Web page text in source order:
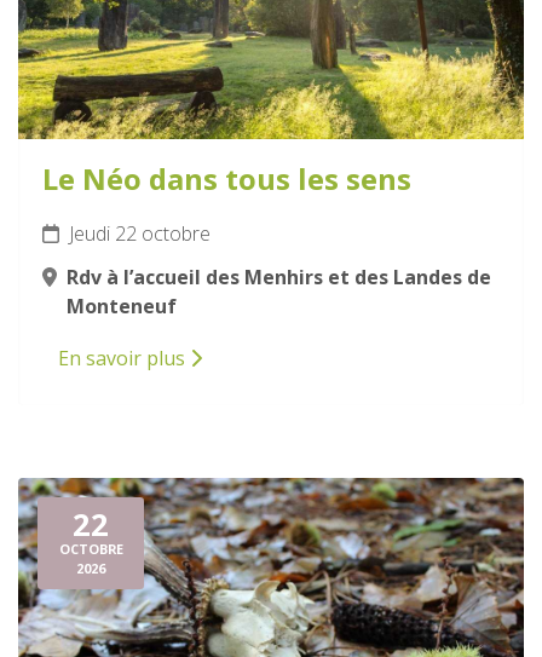
Le Néo dans tous les sens
Jeudi 22 octobre
Rdv à l’accueil des Menhirs et des Landes de
Monteneuf
En savoir plus
22
OCTOBRE
2026